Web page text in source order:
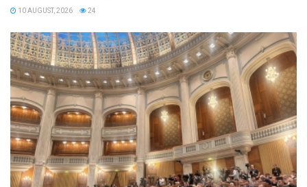
10 AUGUST, 2026 24